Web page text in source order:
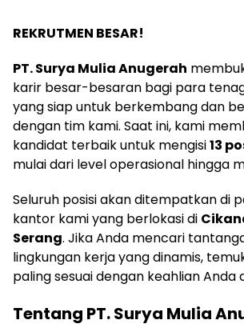
REKRUTMEN BESAR!
PT. Surya Mulia Anugerah
karir besar-besaran bagi para
yang siap untuk berkembang dan
dengan tim kami. Saat ini, kami
kandidat terbaik untuk mengisi13
mulai dari level operasional hingga
Seluruh posisi akan ditempatkan di
kantor kami yang berlokasi di
Serang. Jika Anda mencari
lingkungan kerja yang dinamis,
paling sesuai dengan keahlian Anda
Tentang PT. Surya Mulia